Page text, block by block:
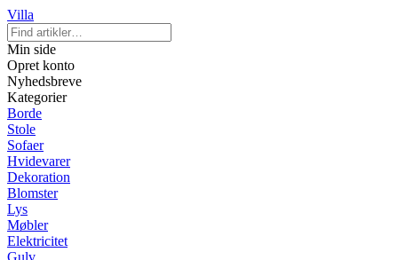
Villa
Min side
Opret konto
Nyhedsbreve
Kategorier
Borde
Stole
Sofaer
Hvidevarer
Dekoration
Blomster
Lys
Møbler
Elektricitet
Gulv